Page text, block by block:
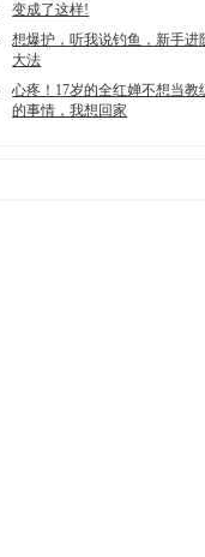
变成了这样!
想爆护，听我说钓鱼，新手进
大法
心疼！17岁的全红婵不想当教
的事情，我想回家